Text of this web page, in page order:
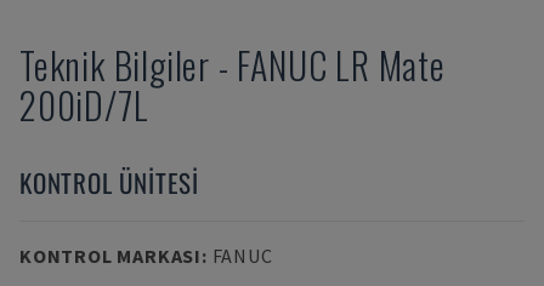
Teknik Bilgiler - FANUC LR Mate
200iD/7L
KONTROL ÜNITESI
KONTROL MARKASI: FANUC